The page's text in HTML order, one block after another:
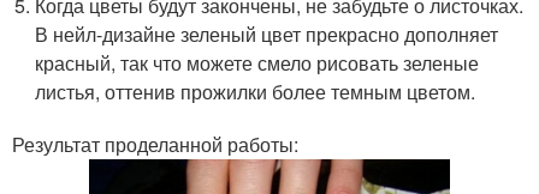
В нейл-дизайне зеленый цвет прекрасно дополняет
красный, так что можете смело рисовать зеленые
листья, оттенив прожилки более темным цветом.
Результат проделанной работы: